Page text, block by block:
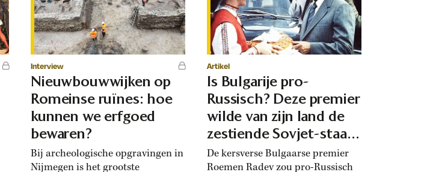
Interview
Nieuwbouwwijken op
Romeinse ruïnes: hoe
kunnen we erfgoed
bewaren?
Bij archeologische opgravingen in
Nijmegen is het grootste
Artikel
Is Bulgarije pro-
Russisch? Deze premier
wilde van zijn land de
zestiende Sovjet-staat
maken
De kersverse Bulgaarse premier
Roemen Radev zou pro-Russisch